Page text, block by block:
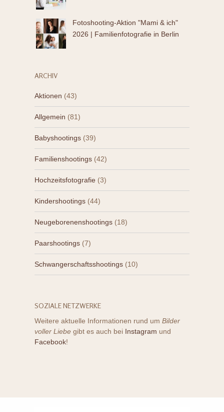
Fotoshooting-Aktion "Mami & ich"
2026 | Familienfotografie in Berlin
ARCHIV
Aktionen (43)
Allgemein (81)
Babyshootings (39)
Familienshootings (42)
Hochzeitsfotografie (3)
Kindershootings (44)
Neugeborenenshootings (18)
Paarshootings (7)
Schwangerschaftsshootings (10)
SOZIALE NETZWERKE
Weitere aktuelle Informationen rund um Bilder
voller Liebe gibt es auch bei Instagram und
Facebook!